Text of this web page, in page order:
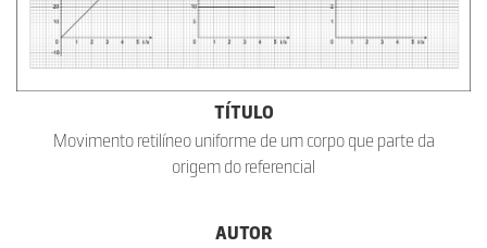
TÍTULO
Movimento retilíneo uniforme de um corpo que parte da
origem do referencial
AUTOR